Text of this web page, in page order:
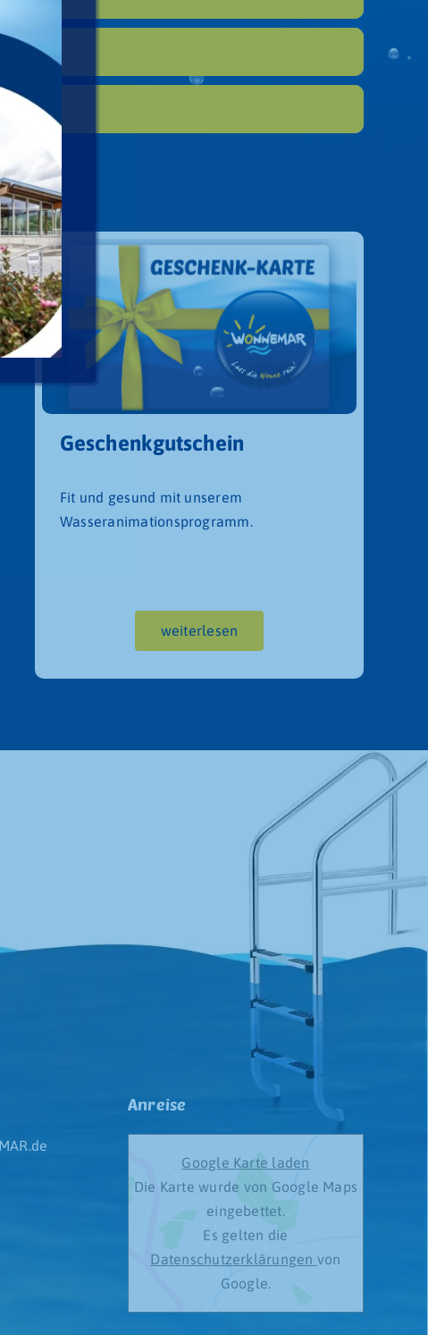
Geschenkgutschein
Fit und gesund mit unserem
Wasseranimationsprogramm.
weiterlesen
Anreise
Google Karte laden
Die Karte wurde von Google Maps
eingebettet.
Es gelten die
Datenschutzerklärungen von
Google.